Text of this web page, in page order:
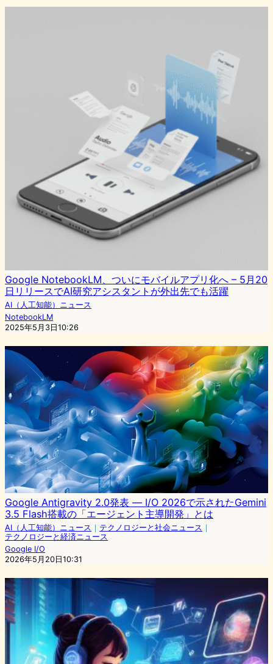
Google NotebookLM、ついにモバイルアプリ化へ – 5月20
日リリースでAI研究アシスタントが外出先でも活躍
AI（人工知能）ニュース
NotebookLM
2025年5月3日10:26
Google Antigravity 2.0発表 — I/O 2026で示されたGemini
3.5 Flash搭載の「エージェント主導開発」とは
AI（人工知能）ニュース ｜ テクノロジーと社会ニュース ｜
テクノロジーと経済ニュース
Google I/O
2026年5月20日10:31